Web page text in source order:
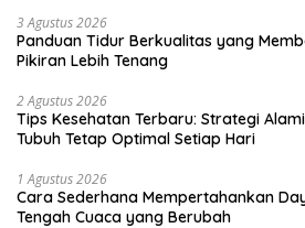
3 Agustus 2026
Panduan Tidur Berkualitas yang
Pikiran Lebih Tenang
2 Agustus 2026
Tips Kesehatan Terbaru: Strategi
Tubuh Tetap Optimal Setiap Hari
1 Agustus 2026
Cara Sederhana Mempertahankan
Tengah Cuaca yang Berubah